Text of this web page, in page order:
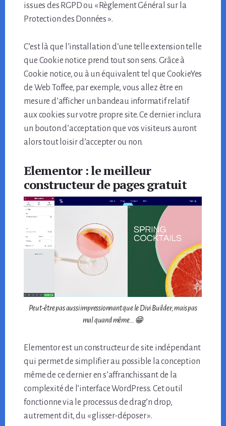
issues des RGPD ou « Règlement Général sur la
Protection des Données ».
C’est là que l’installation d’une telle extension telle
que Cookie notice prend tout son sens. Grâce à
Cookie notice, ou à un équivalent tel que CookieYes
de Web Toffee, par exemple, vous allez être en
mesure d’afficher un bandeau informatif relatif
aux cookies sur votre propre site. Ce dernier inclura
un bouton d’acceptation que vos visiteurs auront
alors tout loisir d’accepter ou non.
Elementor : le meilleur
constructeur de pages gratuit
Peut-être pas aussi impressionnant que le Divi Builder, mais pas
mal quand même… 😁
Elementor est un constructeur de site indépendant
qui permet de simplifier au possible la conception
même de ce dernier en s’affranchissant de la
complexité de l’interface WordPress. Cet outil
fonctionne via le processus de drag’n drop,
autrement dit, du « glisser-déposer ».